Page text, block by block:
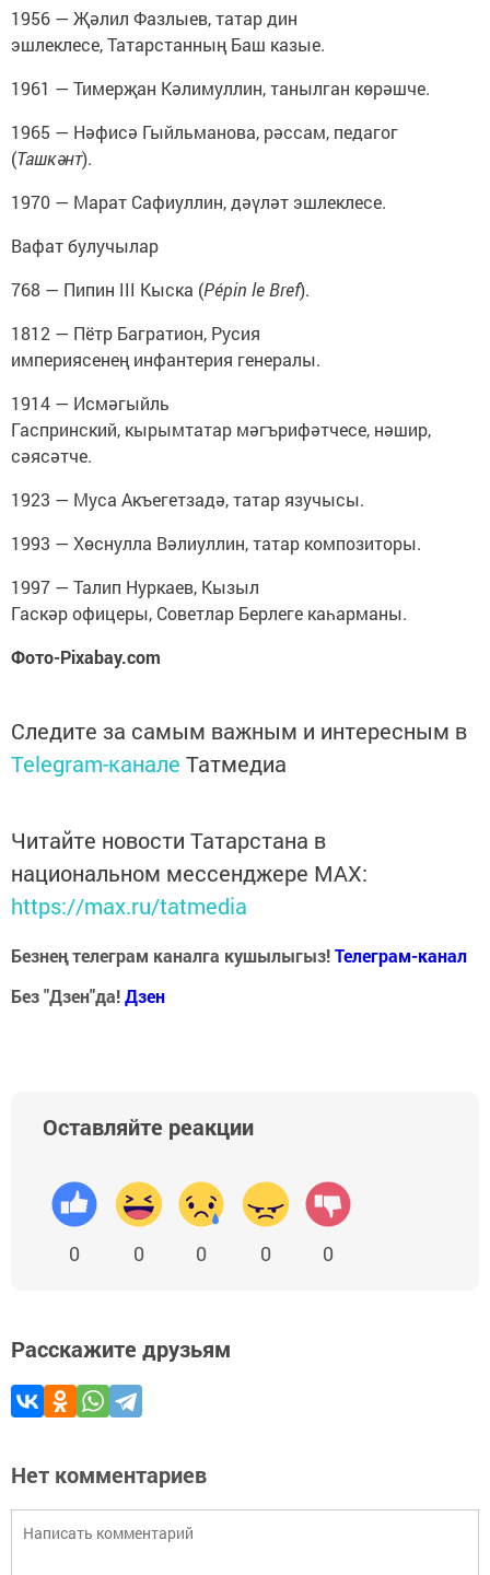
1956 — Җәлил Фазлыев, татар дин
эшлеклесе, Татарстанның Баш казые.
1961 — Тимерҗан Кәлимуллин, танылган көрәшче.
1965 — Нәфисә Гыйльманова, рәссам, педагог
(Ташкәнт).
1970 — Марат Сафиуллин, дәүләт эшлеклесе.
Вафат булучылар
768 — Пипин III Кыска (Pépin le Bref).
1812 — Пётр Багратион, Русия
империясенең инфантерия генералы.
1914 — Исмәгыйль
Гаспринский, кырымтатар мәгърифәтчесе, нәшир,
сәясәтче.
1923 — Муса Акъегетзадә, татар язучысы.
1993 — Хөснулла Вәлиуллин, татар композиторы.
1997 — Талип Нуркаев, Кызыл
Гаскәр офицеры, Советлар Берлеге каһарманы.
Фото-Pixabay.com
Следите за самым важным и интересным в
Telegram-канале Татмедиа
Читайте новости Татарстана в
национальном мессенджере MАХ:
https://max.ru/tatmedia
Безнең телеграм каналга кушылыгыз!Телеграм-канал
Без "Дзен"да!Дзен
Оставляйте реакции
0 0 0 0 0
Расскажите друзьям
Нет комментариев